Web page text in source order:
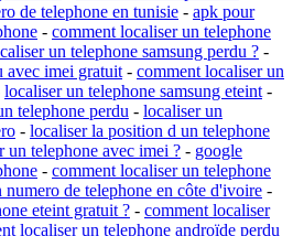
de telephone en tunisie - apk pour
- comment localiser un telephone
un telephone samsung perdu ? -
avec imei gratuit - comment localiser un
localiser un telephone samsung eteint -
telephone perdu - localiser un
- localiser la position d un telephone
un telephone avec imei ? - google
- comment localiser un telephone
numero de telephone en côte d'ivoire -
eteint gratuit ? - comment localiser
localiser un telephone androïde perdu